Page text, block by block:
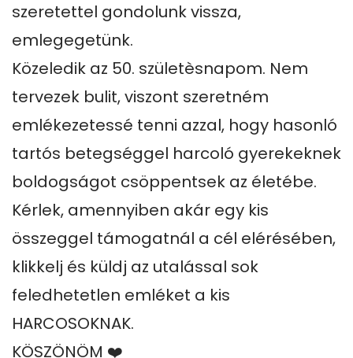
szeretettel gondolunk vissza,
emlegegetünk.
Közeledik az 50. születèsnapom. Nem
tervezek bulit, viszont szeretném
emlékezetessé tenni azzal, hogy hasonló
tartós betegséggel harcoló gyerekeknek
boldogságot csöppentsek az életébe.
Kérlek, amennyiben akár egy kis
összeggel támogatnál a cél elérésében,
klikkelj és küldj az utalással sok
feledhetetlen emléket a kis
HARCOSOKNAK.
KÖSZÖNÖM ❤️